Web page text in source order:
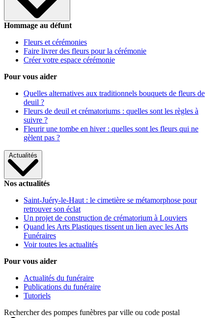
Hommage au défunt
Fleurs et cérémonies
Faire livrer des fleurs pour la cérémonie
Créer votre espace cérémonie
Pour vous aider
Quelles alternatives aux traditionnels bouquets de fleurs de
deuil ?
Fleurs de deuil et crématoriums : quelles sont les règles à
suivre ?
Fleurir une tombe en hiver : quelles sont les fleurs qui ne
gèlent pas ?
Actualités
Nos actualités
Saint-Juéry-le-Haut : le cimetière se métamorphose pour
retrouver son éclat
Un projet de construction de crématorium à Louviers
Quand les Arts Plastiques tissent un lien avec les Arts
Funéraires
Voir toutes les actualités
Pour vous aider
Actualités du funéraire
Publications du funéraire
Tutoriels
Rechercher des pompes funèbres par ville ou code postal